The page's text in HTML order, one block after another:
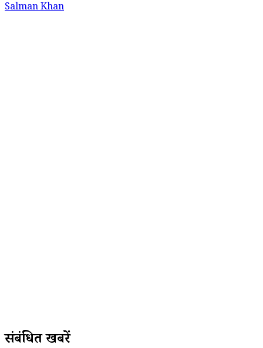
Salman Khan
संबंधित खबरें